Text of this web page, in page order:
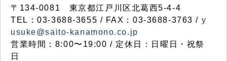
〒134-0081 東京都江戸川区北葛西5-4-4
TEL：03-3688-3655 / FAX：03-3688-3763 / y
usuke@saito-kanamono.co.jp
営業時間：8:00〜19:00 / 定休日：日曜日・祝祭
日